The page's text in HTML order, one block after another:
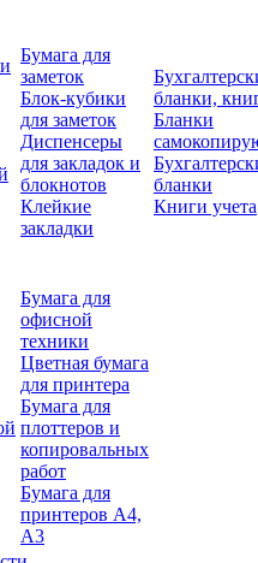
Бумага для
заметок
Блок-кубики
для заметок
Диспенсеры
для закладок и
блокнотов
Клейкие
закладки
бланки,
Бланки
бланки
Книги учета
Бумага для
офисной
техники
Цветная бумага
для принтера
Бумага для
плоттеров и
копировальных
работ
Бумага для
принтеров А4,
А3